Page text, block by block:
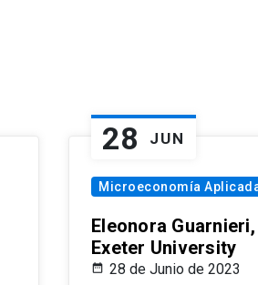
28 JUN
Microeconomía
Eleonora Guarnieri,
Exeter University
28 de Junio de 2023